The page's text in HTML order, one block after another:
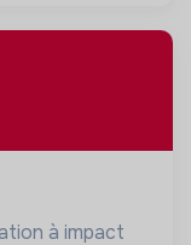
à impact